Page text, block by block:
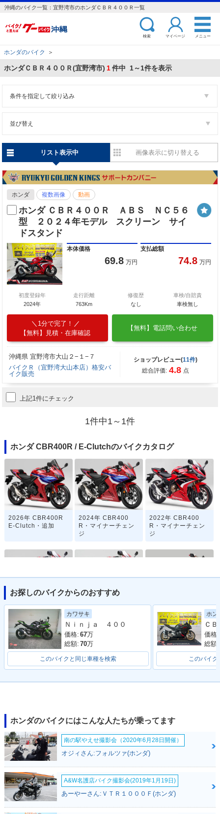
沖縄のバイク一覧：宜野湾市のホンダＣＢＲ４００Ｒ一覧
検索 マイページ メニュー
ホンダのバイク ＞
ホンダＣＢＲ４００Ｒ(宜野湾市) 1件中 1～1件を表示
条件を指定して絞り込み
並び替え
リスト表示中 画像表示に切り替える
ホンダ 複数画像 動画
ホンダ ＣＢＲ４００Ｒ ＡＢＳ ＮＣ５６
型 ２０２４年モデル スクリーン サイ
ドスタンド
本体価格
69.8 万円
支払総額
74.8 万円
初度登録年
2024年
走行距離
763Km
修復歴
なし
車検/自賠責
車検無し
1分で完了！
【無料】見積・在庫確認
【無料】電話問い合わせ
沖縄県 宜野湾市大山２−１−７
バイクＲ（宜野湾大山本店）格安バ
イク販売
ショップレビュー(11件)
総合評価: 4.8 点
上記1件にチェック
1件中1～1件
ホンダ CBR400R / E-Clutchのバイクカタログ
2026年 CBR400R
E-Clutch・追加
2024年 CBR400
R・マイナーチェン
ジ
2022年 CBR400
R・マイナーチェン
ジ
2020年 CBR400
R・カラーチェンジ
2019年 CBR400
R・フルモデルチェ
ンジ
R・カラーチェンジ
2016年 CBR400
R・フルモデルチェ
ンジ
2013年 CBR400R
ABS・新登場
2013年 CBR400
R・新登場
お探しのバイクからのおすすめ
カワサキ
Ｎｉｎｊａ ４００
価格: 67万
総額: 70万
このバイクと同じ車種を検索
ホン
価格:
総額:
このバイ
ホンダのバイクにはこんな人たちが乗ってます
南の駅やえせ撮影会（2020年6月28日開催）
オジィさん:フォルツァ(ホンダ)
A&W名護店バイク撮影会(2019年1月19日)
あーやーさん:ＶＴＲ１０００Ｆ(ホンダ)